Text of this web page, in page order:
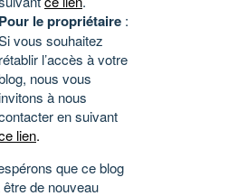
Pour le propriétaire :
vous souhaitez
rétablir l’accès à votre
nous vous
à nous
en suivant
lien.
que ce blog
de nouveau